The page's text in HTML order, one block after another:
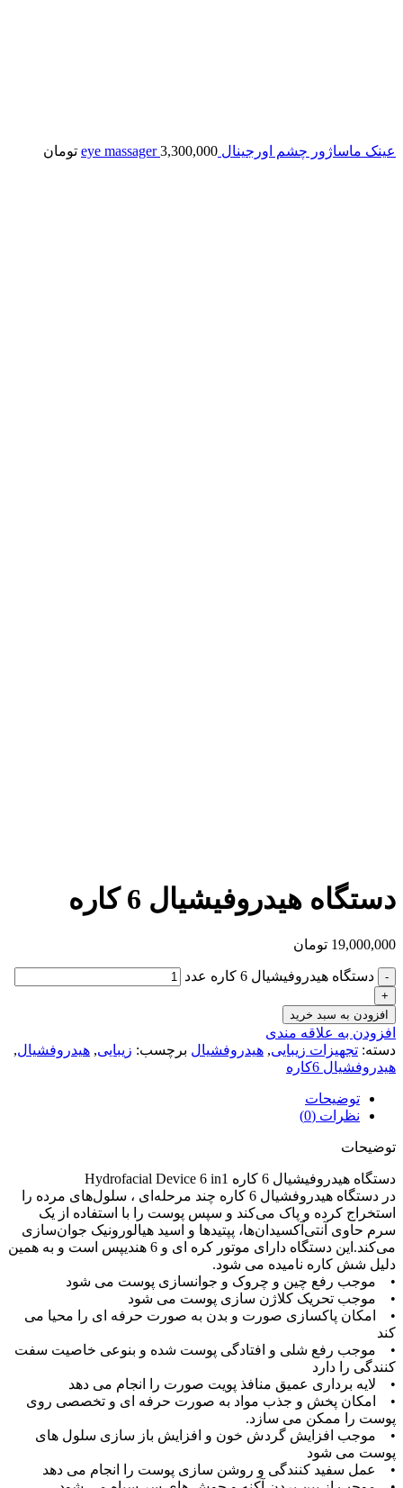
عینک ماساژور چشم اورجینال eye massager 3,300,000 تومان
دستگاه هیدروفیشیال 6 کاره
19,000,000 تومان
دستگاه هیدروفیشیال 6 کاره عدد
افزودن به سبد خرید
افزودن به علاقه مندی
دسته: تجهیزات زیبایی, هیدروفشیال برچسب: زیبایی, هیدروفشیال,
هیدروفشیال 6کاره
توضیحات
نظرات (0)
توضیحات
دستگاه هیدروفیشیال 6 کاره Hydrofacial Device 6 in1
در دستگاه هیدروفشیال 6 کاره چند مرحله‌ای ، سلول‌های مرده را
استخراج کرده و پاک می‌کند و سپس پوست را با استفاده از یک
سرم حاوی آنتی‌آکسیدان‌ها، پپتیدها و اسید هیالورونیک جوان‌سازی
می‌کند.این دستگاه دارای موتور کره ای و 6 هندیپس است و به همین
دلیل شش کاره نامیده می شود.
• موجب رفع چین و چروک و جوانسازی پوست می شود
• موجب تحریک کلاژن سازی پوست می شود
• امکان پاکسازی صورت و بدن به صورت حرفه ای را محیا می
کند
• موجب رفع شلی و افتادگی پوست شده و بنوعی خاصیت سفت
کنندگی را دارد
• لایه برداری عمیق منافذ پویت صورت را انجام می دهد
• امکان پخش و جذب مواد به صورت حرفه ای و تخصصی روی
پوست را ممکن می سازد.
• موجب افزایش گردش خون و افزایش باز سازی سلول های
پوست می شود
• عمل سفید کنندگی و روشن سازی پوست را انجام می دهد